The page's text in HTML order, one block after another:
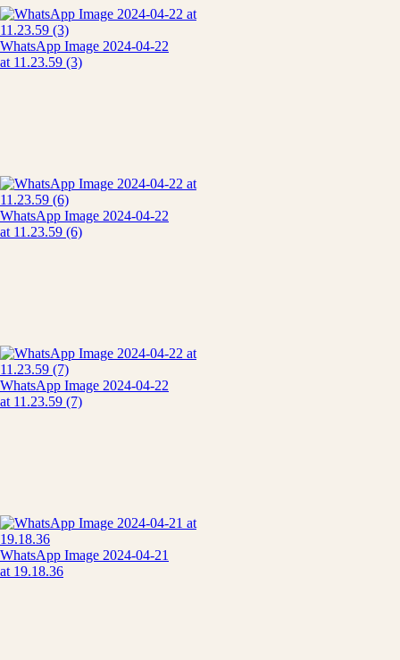
WhatsApp Image 2024-04-22
at 11.23.59 (3)
WhatsApp Image 2024-04-22
at 11.23.59 (6)
WhatsApp Image 2024-04-22
at 11.23.59 (7)
WhatsApp Image 2024-04-21
at 19.18.36